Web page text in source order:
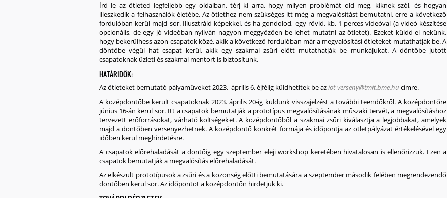
Írd le az ötleted legfeljebb egy oldalban, térj ki arra, hogy milyen problémát old meg, kiknek szól, és hogyan
illeszkedik a felhasználók életébe. Az ötlethez nem szükséges itt még a megvalósítást bemutatni, erre a következő
fordulóban kerül majd sor. Illusztráld képekkel, és ha gondolod, egy rövid, kb. 1 perces videóval (a videó készítése
opcionális, de egy jó videóban nyilván nagyon meggyőzően be lehet mutatni az ötletet). Ezeket küldd el nekünk,
hogy bekerülhess azon csapatok közé, akik a következő fordulóban már a megvalósítási ötleteket mutathatják be. A
döntőbe végül hat csapat kerül, akik egy szakmai zsűri előtt mutathatják be munkájukat. A döntőbe jutott
csapatoknak üzleti és szakmai mentort is biztosítunk.
HATÁRIDŐK:
Az ötleteket bemutató pályaműveket2023. április 6.éjfélig küldhetitek be aziot-verseny@tmit.bme.hu címre.
A középdöntőbe került csapatoknak2023. április 20-ig küldünk visszajelzést a további teendőkről. A középdöntőre
június 16-án kerül sor. Itt a csapatok bemutatják a prototípus megvalósításának műszaki tervét, a megvalósításhoz
tervezett erőforrásokat, várható költségeket. A középdöntőből a szakmai zsűri kiválasztja a legjobbakat, amelyek
majd a döntőben versenyezhetnek. A középdöntő konkrét formája és időpontja az ötletpályázat értékelésével egy
időben kerül meghirdetésre.
A csapatok előrehaladását a döntőig egy szeptember eleji workshop keretében hivatalosan is ellenőrizzük. Ezen a
csapatok bemutatják a megvalósítás előrehaladását.
Az elkészült prototípusok a zsűri és a közönség előtti bemutatására aszeptember második felében megrendezendő
döntőben kerül sor. Az időpontot a középdöntőn hirdetjük ki.